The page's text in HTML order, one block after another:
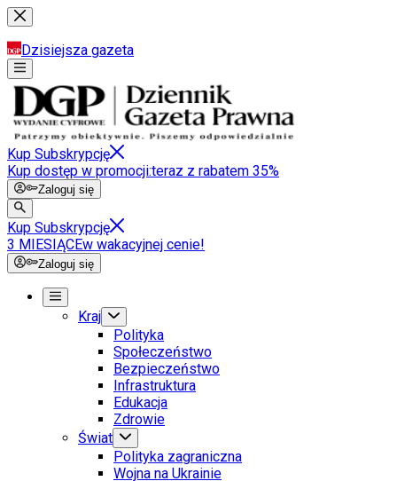
Dzisiejsza gazeta
Kup Subskrypcję
Kup dostęp w promocji:teraz z rabatem 35%
Zaloguj się
Kup Subskrypcję
3 MIESIĄCEw wakacyjnej cenie!
Zaloguj się
Kraj
Polityka
Społeczeństwo
Bezpieczeństwo
Infrastruktura
Edukacja
Zdrowie
Świat
Polityka zagraniczna
Wojna na Ukrainie